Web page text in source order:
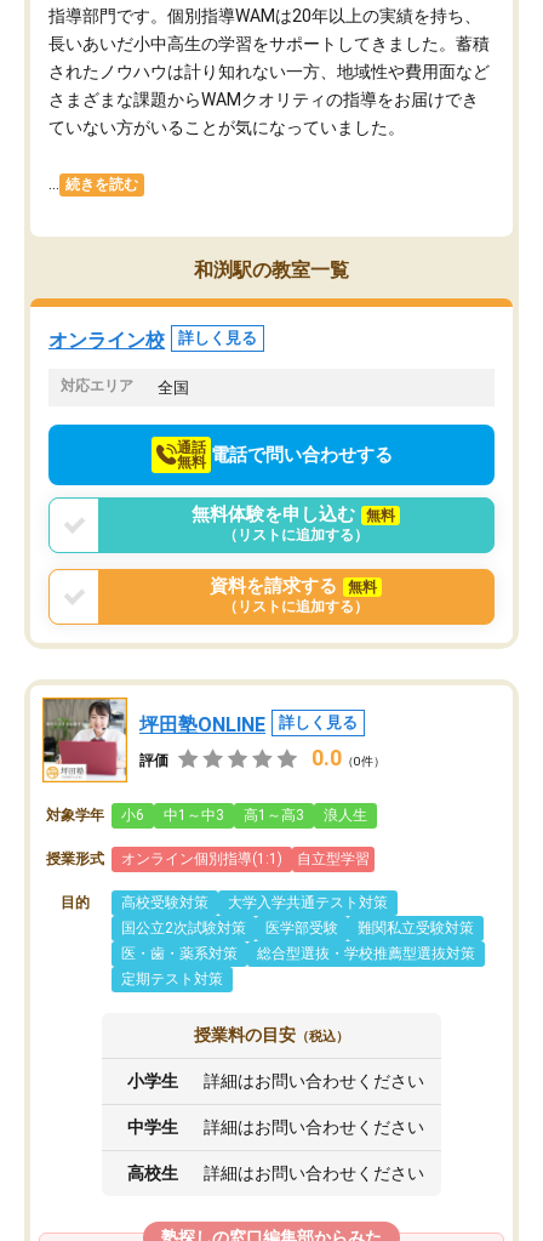
指導部門です。個別指導WAMは20年以上の実績を持ち、
長いあいだ小中高生の学習をサポートしてきました。蓄積
されたノウハウは計り知れない一方、地域性や費用面など
さまざまな課題からWAMクオリティの指導をお届けでき
ていない方がいることが気になっていました。
続きを読む
和渕駅の教室一覧
オンライン校 詳しく見る
対応エリア 全国
通話
無料 電話で問い合わせする
無料体験を申し込む
無料
（リストに追加する）
資料を請求する
無料
（リストに追加する）
坪田塾ONLINE 詳しく見る
評価 0.0 （0件）
対象学年 小6 中1～中3 高1～高3 浪人生
授業形式 オンライン個別指導(1:1) 自立型学習
目的 高校受験対策
大学入学共通テスト対策
国公立2次試験対策
医学部受験
難関私立受験対策
医・歯・薬系対策
総合型選抜・学校推薦型選抜対策
定期テスト対策
授業料の目安 （税込）
小学生 詳細はお問い合わせください
中学生 詳細はお問い合わせください
高校生 詳細はお問い合わせください
塾探しの窓口編集部からみた